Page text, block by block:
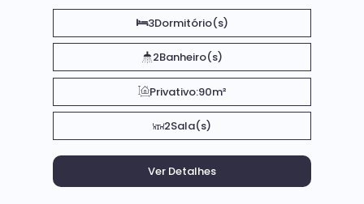
3Dormitório(s)
2Banheiro(s)
Privativo:90m²
2Sala(s)